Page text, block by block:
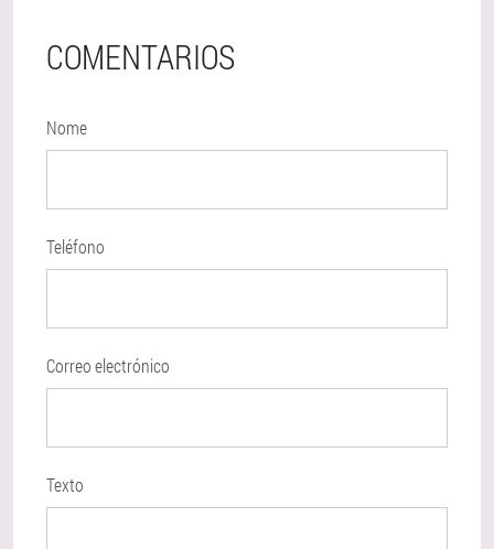
COMENTARIOS
Nome
Teléfono
Correo electrónico
Texto